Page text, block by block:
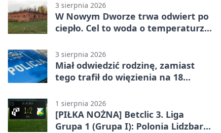
3 sierpnia 2026
W Nowym Dworze trwa odwiert po
ciepło. Cel to woda o temperaturze
3 sierpnia 2026
Miał odwiedzić rodzinę, zamiast
tego trafił do więzienia na 18
1 sierpnia 2026
[PIŁKA NOŻNA] Betclic 3. Liga
Grupa 1 (Grupa I): Polonia Lidzbark